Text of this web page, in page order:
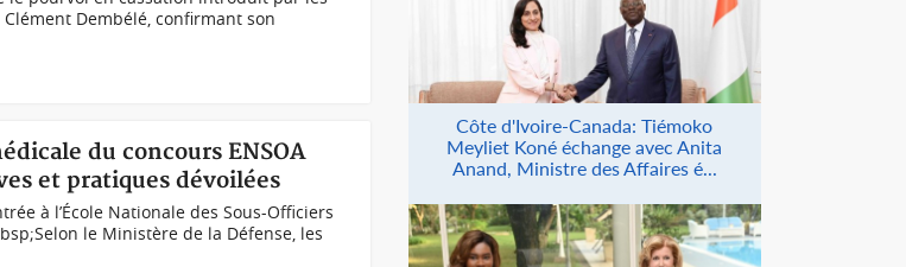
Dembélé, confirmant son
du concours ENSOA
et pratiques dévoilées
à l’École Nationale des Sous-Officiers
le Ministère de la Défense, les
Côte d'Ivoire-Canada: Tiémoko
Meyliet Koné échange avec Anita
Anand, Ministre des Affaires é...